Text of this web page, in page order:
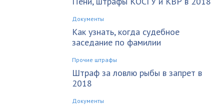
Документы
Как узнать, когда судебное
заседание по фамилии
Прочие штрафы
Штраф за ловлю рыбы в запрет в
2018
Документы